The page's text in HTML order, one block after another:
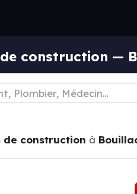
construction —
de construction à